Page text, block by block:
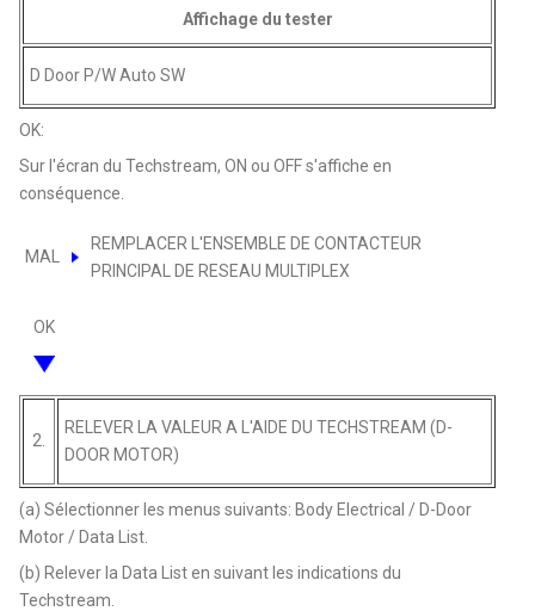
Affichage du tester
D Door P/W Auto SW
OK:
Sur l'écran du Techstream, ON ou OFF s'affiche en
conséquence.
MAL
REMPLACER L'ENSEMBLE DE CONTACTEUR
PRINCIPAL DE RESEAU MULTIPLEX
OK
2.
RELEVER LA VALEUR A L'AIDE DU TECHSTREAM (D-
DOOR MOTOR)
(a) Sélectionner les menus suivants: Body Electrical / D-Door
Motor / Data List.
(b) Relever la Data List en suivant les indications du
Techstream.